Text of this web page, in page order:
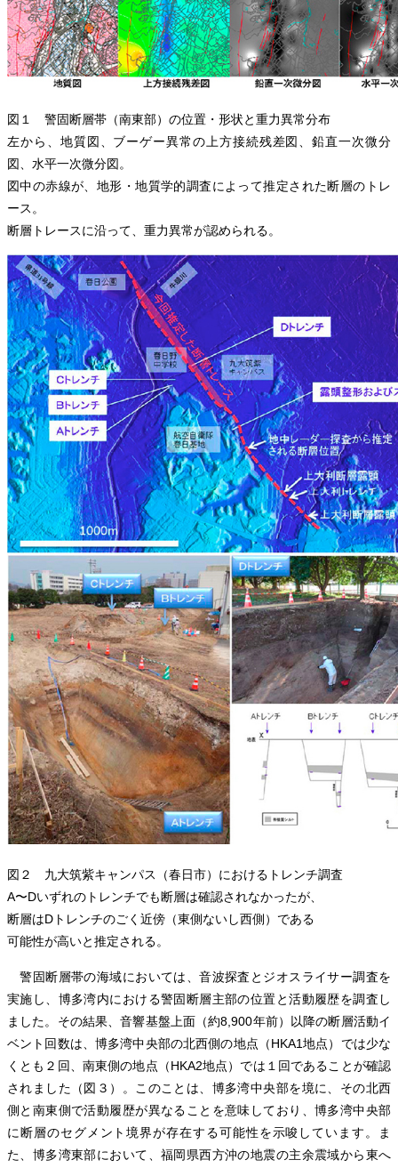
図１ 警固断層帯（南東部）の位置・形状と重力異常分布
左から、地質図、ブーゲー異常の上方接続残差図、鉛直一次微分
図、水平一次微分図。
図中の赤線が、地形・地質学的調査によって推定された断層のトレ
ース。
断層トレースに沿って、重力異常が認められる。
図２ 九大筑紫キャンパス（春日市）におけるトレンチ調査
A〜Dいずれのトレンチでも断層は確認されなかったが、
断層はDトレンチのごく近傍（東側ないし西側）である
可能性が高いと推定される。
警固断層帯の海域においては、音波探査とジオスライサー調査を
実施し、博多湾内における警固断層主部の位置と活動履歴を調査し
ました。その結果、音響基盤上面（約8,900年前）以降の断層活動イ
ベント回数は、博多湾中央部の北西側の地点（HKA1地点）では少な
くとも２回、南東側の地点（HKA2地点）では１回であることが確認
されました（図３）。このことは、博多湾中央部を境に、その北西
側と南東側で活動履歴が異なることを意味しており、博多湾中央部
に断層のセグメント境界が存在する可能性を示唆しています。ま
た、博多湾東部において、福岡県西方沖の地震の主余震域から東へ